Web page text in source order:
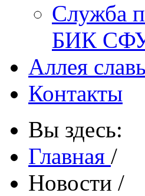
Служба
БИК
Аллея
Контакты
Вы здесь:
Главная /
Новости /